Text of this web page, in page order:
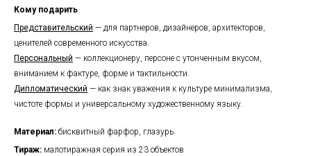
Кому подарить
Представительский — для партнеров, дизайнеров, архитекторов,
ценителей современного искусства.
Персональный — коллекционеру, персоне с утонченным вкусом,
вниманием к фактуре, форме и тактильности.
Дипломатический — как знак уважения к культуре минимализма,
чистоте формы и универсальному художественному языку.
Материал: бисквитный фарфор, глазурь.
Тираж: малотиражная серия из 23 объектов